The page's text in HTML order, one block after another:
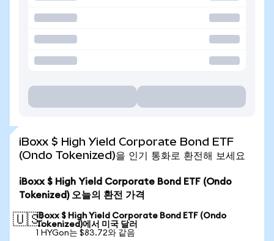
iBoxx $ High Yield Corporate Bond ETF
(Ondo Tokenized)을 인기 통화로 환전해 보세요
iBoxx $ High Yield Corporate Bond ETF (Ondo
Tokenized) 오늘의 환전 가격
🇺🇸iBoxx $ High Yield Corporate Bond ETF (Ondo
Tokenized)에서 미국 달러
1 HYGon는 $83.72와 같음